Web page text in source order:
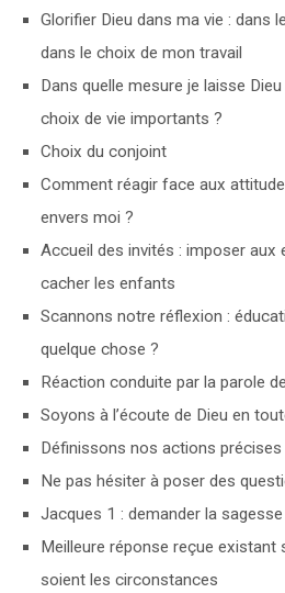
Glorifier Dieu dans ma vie : dans
dans le choix de mon travail
Dans quelle mesure je laisse
choix de vie importants ?
Choix du conjoint
Comment réagir face aux
envers moi ?
Accueil des invités : imposer aux
cacher les enfants
Scannons notre réflexion :
quelque chose ?
Réaction conduite par la parole
Soyons à l’écoute de Dieu en
Définissons nos actions précises
Ne pas hésiter à poser des
Jacques 1 : demander la sagesse
Meilleure réponse reçue existant
soient les circonstances